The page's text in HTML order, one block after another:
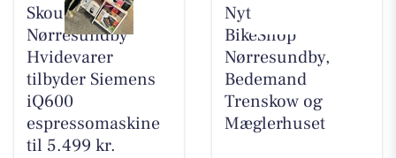
Skousen
Nørresundby
Hvidevarer
tilbyder Siemens
iQ600
espressomaskine
til 5.499 kr.
Nyt fra Fri
BikeShop
Nørresundby,
Bedemand
Trenskow og
Mæglerhuset